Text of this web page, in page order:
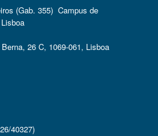
(Gab. 355) Campus de
26 C, 1069-061, Lisboa
40327)